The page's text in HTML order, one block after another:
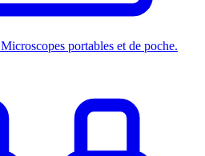
Microscopes portables et de poche.